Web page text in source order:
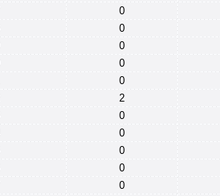
0
0
0
0
0
2
0
0
0
0
0